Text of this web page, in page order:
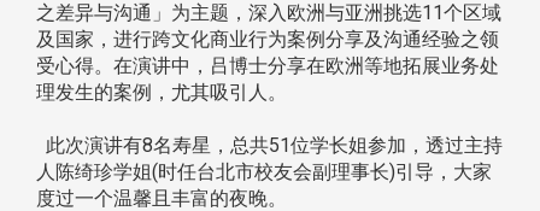
之差异与沟通」为主题，深入欧洲与亚洲挑选11个区域
及国家，进行跨文化商业行为案例分享及沟通经验之领
受心得。在演讲中，吕博士分享在欧洲等地拓展业务处
理发生的案例，尤其吸引人。
此次演讲有8名寿星，总共51位学长姐参加，透过主持
人陈绮珍学姐(时任台北市校友会副理事长)引导，大家
度过一个温馨且丰富的夜晚。